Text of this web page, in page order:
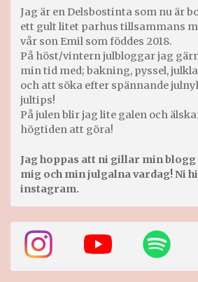
Jag är en Delsbostinta som nu är
ett gult litet parhus tillsammans
vår son Emil som föddes 2018.
På höst/vintern julbloggar jag
min tid med; bakning, pyssel,
och att söka efter spännande
jultips!
På julen blir jag lite galen och
högtiden att göra!
Jag hoppas att ni gillar min
mig och min julgalna vardag! Ni
instagram.